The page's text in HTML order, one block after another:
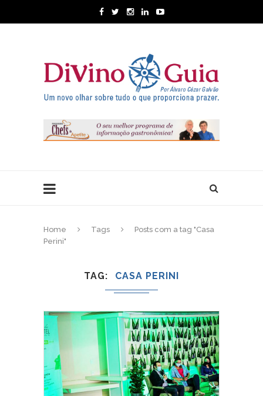
Home Tags
Posts com a tag "Casa
Perini"
TAG CASA PERINI